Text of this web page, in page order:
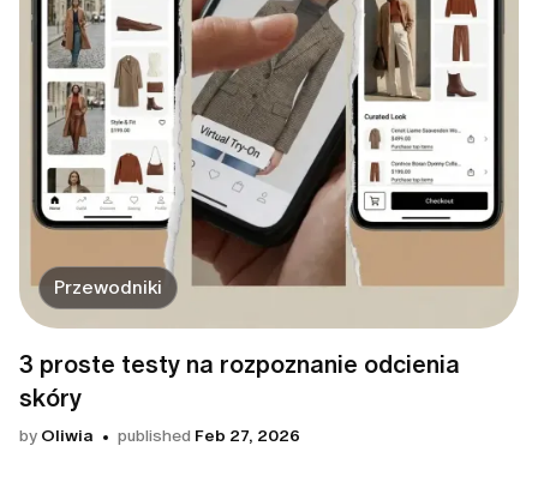
Przewodniki
3 proste testy na rozpoznanie odcienia
skóry
by Oliwia published Feb 27, 2026